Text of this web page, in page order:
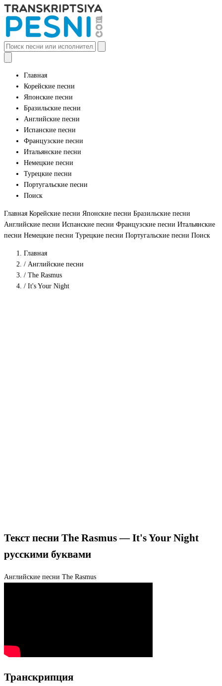
Главная
Корейские песни
Японские песни
Бразильские песни
Английские песни
Испанские песни
Французские песни
Итальянские песни
Немецкие песни
Турецкие песни
Португальские песни
Поиск
Главная Корейские песни Японские песни Бразильские песни
Английские песни Испанские песни Французские песни Итальянские
песни Немецкие песни Турецкие песни Португальские песни Поиск
Главная
/ Английские песни
/ The Rasmus
/ It's Your Night
Текст песни The Rasmus — It's Your Night
русскими буквами
Английские песни The Rasmus
Транскрипция